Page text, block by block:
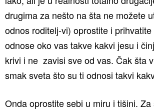
drugima za nešto na šta ne možete
odnos roditelj-vi) oprostite i
odnose oko vas takve kakvi jesu i
krivi i ne zavisi sve od vas. Čak šta
smak sveta što su ti odnosi takvi
Onda oprostite sebi u miru i tišini.